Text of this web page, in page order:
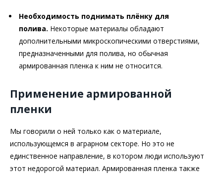
Необходимость поднимать плёнку для
полива. Некоторые материалы обладают
дополнительными микроскопическими отверстиями,
предназначенными для полива, но обычная
армированная пленка к ним не относится.
Применение армированной
пленки
Мы говорили о ней только как о материале,
использующемся в аграрном секторе. Но это не
единственное направление, в котором люди используют
этот недорогой материал. Армированная пленка также